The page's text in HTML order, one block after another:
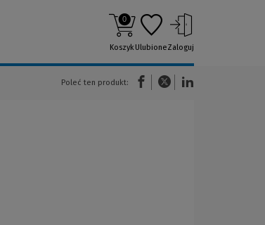
0
KoszykUlubioneZaloguj
Poleć ten produkt:
(Nowe okno)(Link do innej strony)